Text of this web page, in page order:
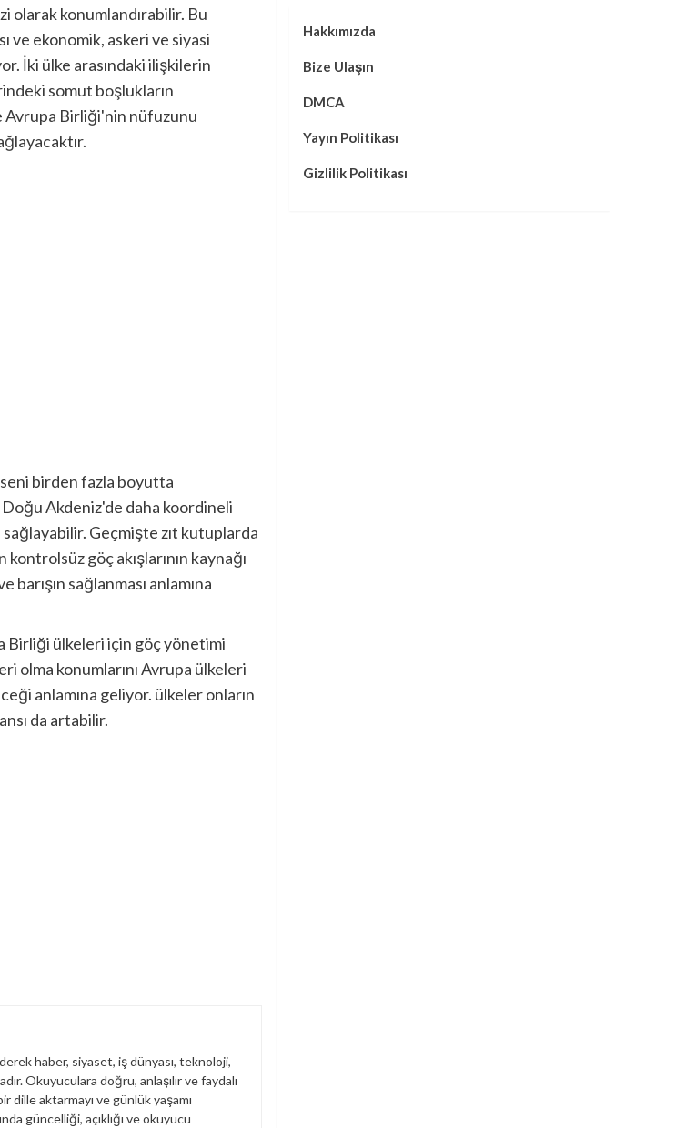
olarak konumlandırabilir. Bu
ve ekonomik, askeri ve siyasi
İki ülke arasındaki ilişkilerin
somut boşlukların
Avrupa Birliği'nin nüfuzunu
birden fazla boyutta
Akdeniz'de daha koordineli
Geçmişte zıt kutuplarda
göç akışlarının kaynağı
sağlanması anlamına
Birliği ülkeleri için göç yönetimi
olma konumlarını Avrupa ülkeleri
anlamına geliyor. ülkeler onların
da artabilir.
haber, siyaset, iş dünyası, teknoloji,
Okuyuculara doğru, anlaşılır ve faydalı
dille aktarmayı ve günlük yaşamı
güncelliği, açıklığı ve okuyucu
Hakkımızda
Bize Ulaşın
DMCA
Yayın Politikası
Gizlilik Politikası